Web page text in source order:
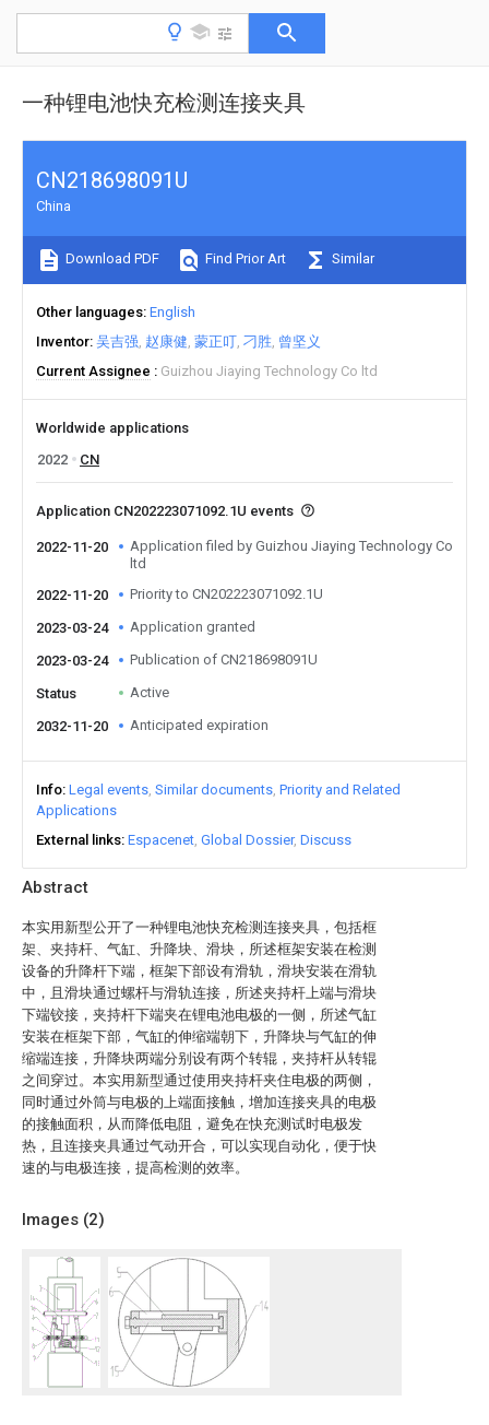
一种锂电池快充检测连接夹具
Abstract
本实用新型公开了一种锂电池快充检测连接夹具，包括框
架、夹持杆、气缸、升降块、滑块，所述框架安装在检测
设备的升降杆下端，框架下部设有滑轨，滑块安装在滑轨
中，且滑块通过螺杆与滑轨连接，所述夹持杆上端与滑块
下端铰接，夹持杆下端夹在锂电池电极的一侧，所述气缸
安装在框架下部，气缸的伸缩端朝下，升降块与气缸的伸
缩端连接，升降块两端分别设有两个转辊，夹持杆从转辊
之间穿过。本实用新型通过使用夹持杆夹住电极的两侧，
同时通过外筒与电极的上端面接触，增加连接夹具的电极
的接触面积，从而降低电阻，避免在快充测试时电极发
热，且连接夹具通过气动开合，可以实现自动化，便于快
速的与电极连接，提高检测的效率。
Images (2)
CN218698091U
China
Download PDF Find Prior Art Similar
Other languages English
Inventor 吴吉强 赵康健 蒙正叮 刁胜 曾坚义
Current Assignee
Guizhou Jiaying Technology Co ltd
Worldwide applications
2022
CN
Application CN202223071092.1U events
2022-11-20
Application filed by Guizhou Jiaying Technology Co
ltd
2022-11-20
Priority to CN202223071092.1U
2023-03-24 Application granted
2023-03-24 Publication of CN218698091U
Status Active
2032-11-20 Anticipated expiration
Info Legal events Similar documents Priority and Related
Applications
External links Espacenet Global Dossier Discuss